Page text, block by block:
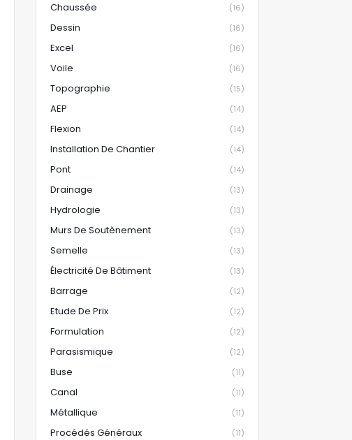
Chaussée (16)
Dessin (16)
Excel (16)
Voile (16)
Topographie (15)
AEP (14)
Flexion (14)
Installation De Chantier (14)
Pont (14)
Drainage (13)
Hydrologie (13)
Murs De Soutènement (13)
Semelle (13)
Électricité De Bâtiment (13)
Barrage (12)
Etude De Prix (12)
Formulation (12)
Parasismique (12)
Buse (11)
Canal (11)
Métallique (11)
Procédés Généraux (11)